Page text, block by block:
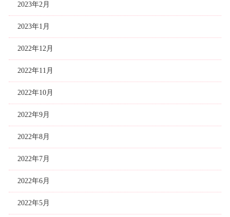
2023年2月
2023年1月
2022年12月
2022年11月
2022年10月
2022年9月
2022年8月
2022年7月
2022年6月
2022年5月